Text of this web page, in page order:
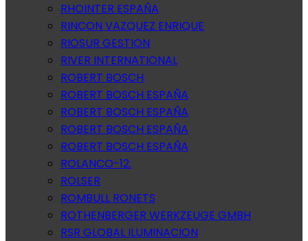
RHOINTER ESPAÑA
RINCON VAZQUEZ ENRIQUE
RIOSUR GESTION
RIVER INTERNATIONAL
ROBERT BOSCH
ROBERT BOSCH ESPAÑA
ROBERT BOSCH ESPAÑA
ROBERT BOSCH ESPAÑA
ROBERT BOSCH ESPAÑA
ROLANCO-12.
ROLSER
ROMBULL RONETS
ROTHENBERGER WERKZEUGE GMBH
RSR GLOBAL ILUMINACION